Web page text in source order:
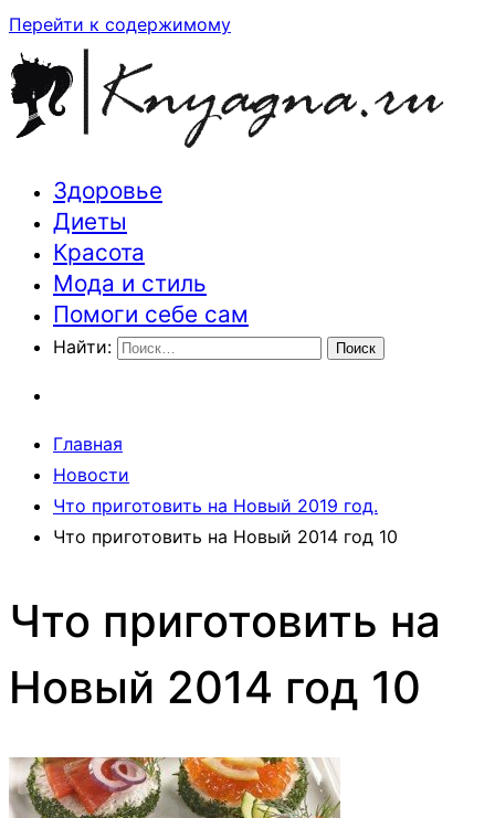
Перейти к содержимому
Траектория здоровья и красоты
Здоровье
Диеты
Красота
Мода и стиль
Помоги себе сам
Найти:
Главная
Новости
Что приготовить на Новый 2019 год.
Что приготовить на Новый 2014 год 10
Что приготовить на
Новый 2014 год 10